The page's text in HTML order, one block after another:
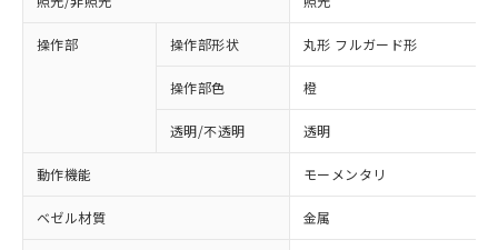
操作部 操作部形状 丸形 フルガード形
操作部色 橙
透明/不透明 透明
動作機能 モーメンタリ
ベゼル材質 金属